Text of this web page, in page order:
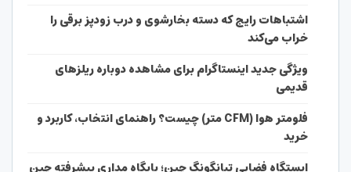
اشتباهات رایج که دسته بخارشوی و درب زودپز برقی را
خراب می‌کند
ویژگی جدید اینستاگرام برای مشاهده دوباره ریلزهای
قدیمی
فلومتر هوا (CFM متر) چیست؟ راهنمای انتخاب، کاربرد و
خرید